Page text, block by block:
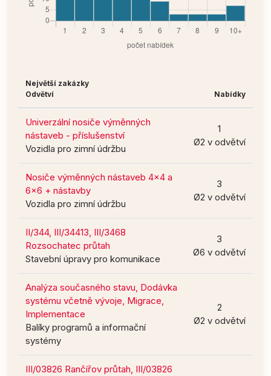
Největší zakázky
Odvětví
Nabídky
Univerzální nosiče výměnných
nástaveb - příslušenství
Vozidla pro zimní údržbu
1
Ø2 v odvětví
Nosiče výměnných nástaveb 4x4 a
6x6 + nástavby
Vozidla pro zimní údržbu
3
Ø2 v odvětví
II/344, III/34413, III/3468
Rozsochatec průtah
Stavební úpravy pro komunikace
3
Ø6 v odvětví
Analýza současného stavu, Dodávka
systému včetně vývoje, Migrace,
Implementace
Balíky programů a informační
systémy
2
Ø2 v odvětví
III/03826 Rančířov průtah, III/03826